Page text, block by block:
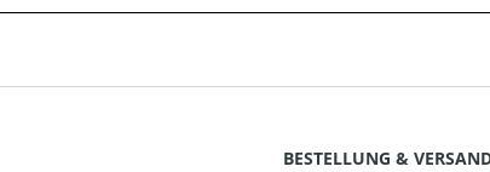
BESTELLUNG &